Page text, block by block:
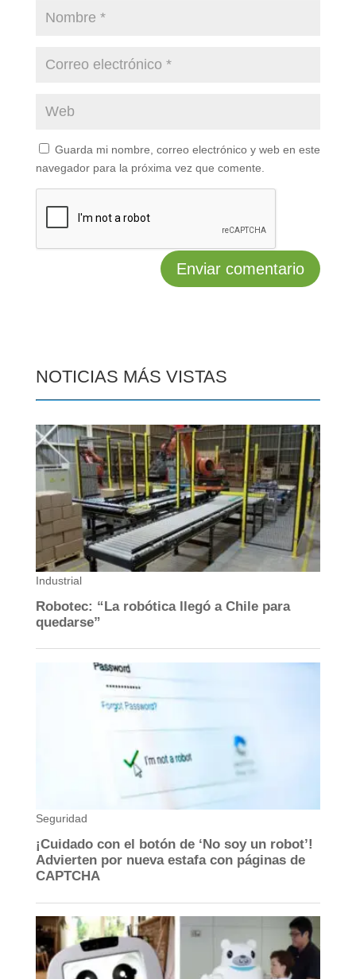
Guarda mi nombre, correo electrónico y web en este
navegador para la próxima vez que comente.
NOTICIAS MÁS VISTAS